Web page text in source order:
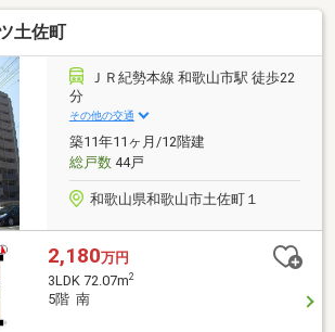
土佐町
ＪＲ紀勢本線 和歌山市駅 徒歩22
分
その他の交通
築11年11ヶ月/12階建
総戸数44戸
和歌山県和歌山市土佐町１
2,180万円
3LDK 72.07m2
5階 南